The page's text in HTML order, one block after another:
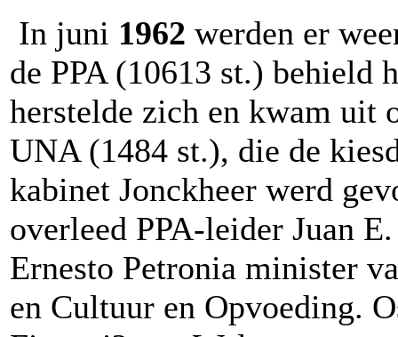
In juni 1962 werden er
de PPA (10613 st.) behield
herstelde zich en kwam uit
UNA (1484 st.), die de
kabinet Jonckheer werd
overleed PPA-leider Juan
Ernesto Petronia minister
en Cultuur en Opvoeding.